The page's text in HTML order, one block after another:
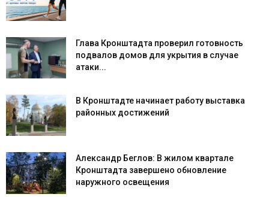
Глава Кронштадта проверил готовность
подвалов домов для укрытия в случае
атаки...
В Кронштадте начинает работу выставка
районных достижений
Александр Беглов: В жилом квартале
Кронштадта завершено обновление
наружного освещения